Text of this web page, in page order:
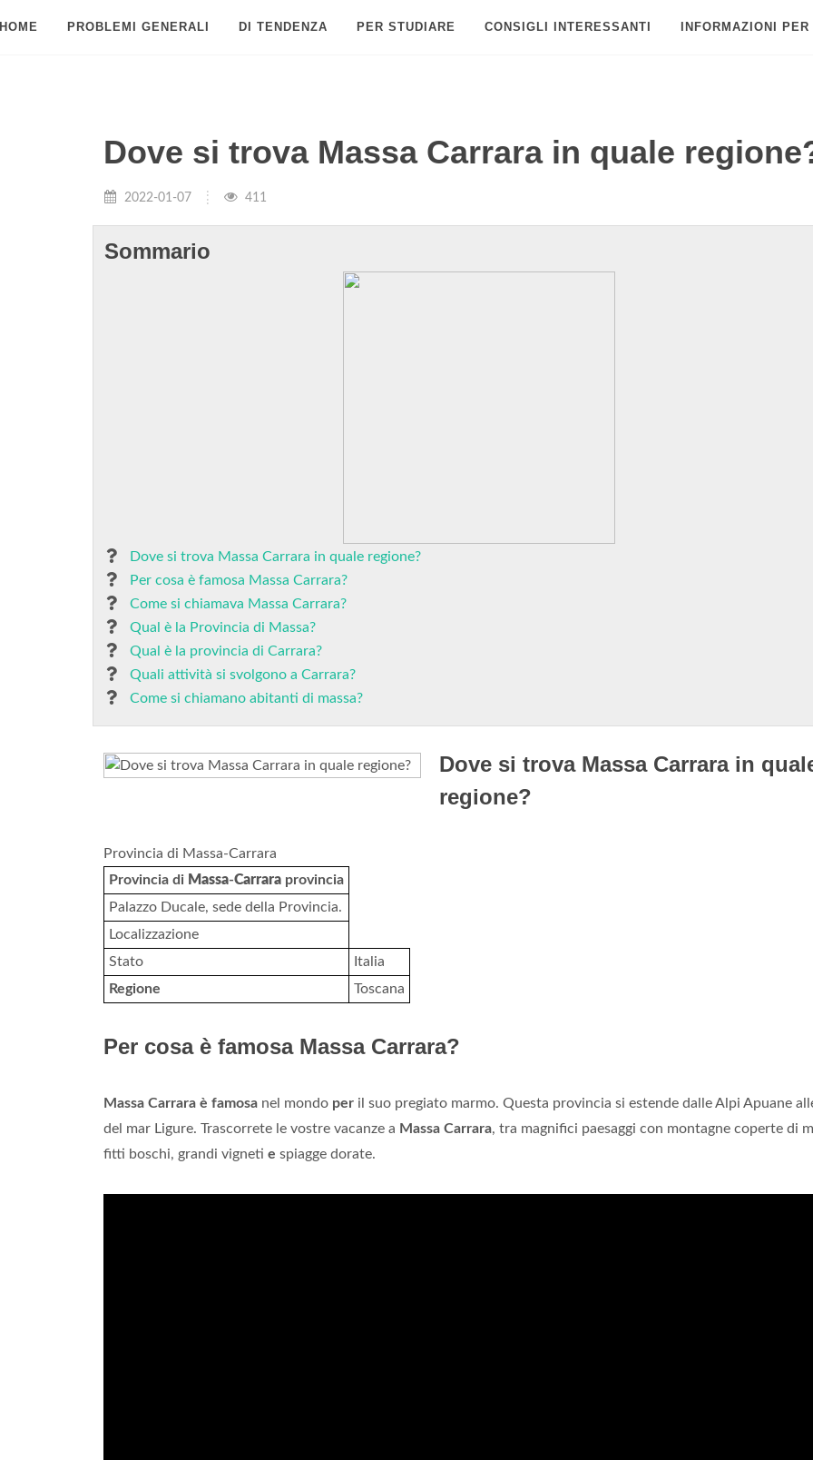
PROBLEMI GENERALI DI TENDENZA PER STUDIARE CONSIGLI INTERESSANTI INFORMAZIONI PER
Dove si trova Massa Carrara in quale
2022-01-07 411
Sommario
Dove si trova Massa Carrara in quale regione?
Per cosa è famosa Massa Carrara?
Come si chiamava Massa Carrara?
Qual è la Provincia di Massa?
Qual è la provincia di Carrara?
Quali attività si svolgono a Carrara?
Come si chiamano abitanti di massa?
Dove si trova Massa Carrara in
regione?
Provincia di Massa-Carrara
Provincia di Massa-Carrara provincia
Palazzo Ducale, sede della Provincia.
Localizzazione
Stato
Italia
Regione
Toscana
Per cosa è famosa Massa Carrara?
Massa Carrara è famosa nel mondo per il suo pregiato marmo. Questa provincia si estende dalle Alpi Apuane
del mar Ligure. Trascorrete le vostre vacanze a Massa Carrara, tra magnifici paesaggi con montagne coperte di
fitti boschi, grandi vigneti e spiagge dorate.